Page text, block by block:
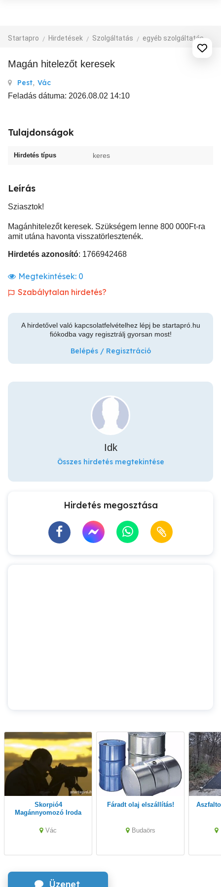
Startapro Hirdetések Szolgáltatás egyéb szolgáltatás
Magán hitelezőt keresek
Pest, Vác
Feladás dátuma: 2026.08.02 14:10
Tulajdonságok
Hirdetés típus keres
Leírás
Sziasztok!
Magánhitelezőt keresek. Szükségem lenne 800 000Ft-ra
amit utána havonta visszatörlesztenék.
Hirdetés azonosító: 1766942468
Megtekintések: 0
Szabálytalan hirdetés?
A hirdetővel való kapcsolatfelvételhez lépj be startapró.hu
fiókodba vagy regisztrálj gyorsan most!
Belépés / Regisztráció
Üzenet
Idk
Összes hirdetés megtekintése
Hirdetés megosztása
Skorpió4
Magánnyomozó Iroda
Vác
Fáradt olaj elszállítás!
Budaörs